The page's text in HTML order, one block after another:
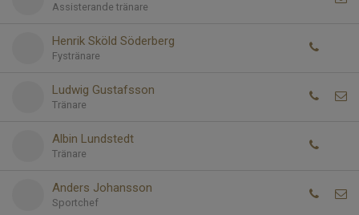
Assisterande tränare
Henrik Sköld Söderberg
Fystränare
Ludwig Gustafsson
Tränare
Albin Lundstedt
Tränare
Anders Johansson
Sportchef